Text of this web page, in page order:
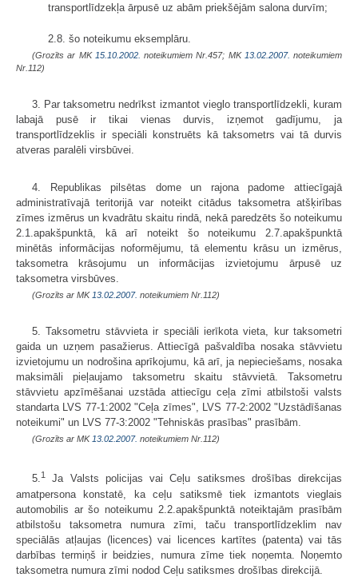
transportlīdzekļa ārpusē uz abām priekšējām salona durvīm;
2.8. šo noteikumu eksemplāru.
(Grozīts ar MK 15.10.2002. noteikumiem Nr.457; MK 13.02.2007. noteikumiem
Nr.112)
3. Par taksometru nedrīkst izmantot vieglo transportlīdzekli, kuram
labajā pusē ir tikai vienas durvis, izņemot gadījumu, ja
transportlīdzeklis ir speciāli konstruēts kā taksometrs vai tā durvis
atveras paralēli virsbūvei.
4. Republikas pilsētas dome un rajona padome attiecīgajā
administratīvajā teritorijā var noteikt citādus taksometra atšķirības
zīmes izmērus un kvadrātu skaitu rindā, nekā paredzēts šo noteikumu
2.1.apakšpunktā, kā arī noteikt šo noteikumu 2.7.apakšpunktā
minētās informācijas noformējumu, tā elementu krāsu un izmērus,
taksometra krāsojumu un informācijas izvietojumu ārpusē uz
taksometra virsbūves.
(Grozīts ar MK 13.02.2007. noteikumiem Nr.112)
5. Taksometru stāvvieta ir speciāli ierīkota vieta, kur taksometri
gaida un uzņem pasažierus. Attiecīgā pašvaldība nosaka stāvvietu
izvietojumu un nodrošina aprīkojumu, kā arī, ja nepieciešams, nosaka
maksimāli pieļaujamo taksometru skaitu stāvvietā. Taksometru
stāvvietu apzīmēšanai uzstāda attiecīgu ceļa zīmi atbilstoši valsts
standarta LVS 77-1:2002 "Ceļa zīmes", LVS 77-2:2002 "Uzstādīšanas
noteikumi" un LVS 77-3:2002 "Tehniskās prasības" prasībām.
(Grozīts ar MK 13.02.2007. noteikumiem Nr.112)
5.1
Ja Valsts policijas vai Ceļu satiksmes drošības direkcijas
amatpersona konstatē, ka ceļu satiksmē tiek izmantots vieglais
automobilis ar šo noteikumu 2.2.apakšpunktā noteiktajām prasībām
atbilstošu taksometra numura zīmi, taču transportlīdzeklim nav
speciālās atļaujas (licences) vai licences kartītes (patenta) vai tās
darbības termiņš ir beidzies, numura zīme tiek noņemta. Noņemto
taksometra numura zīmi nodod Ceļu satiksmes drošības direkcijā.